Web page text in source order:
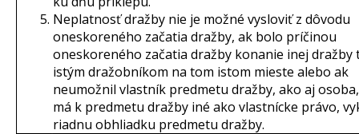
Neplatnosť dražby nie je možné vysloviť z dôvodu
oneskoreného začatia dražby, ak bolo príčinou
oneskoreného začatia dražby konanie inej dražby
istým dražobníkom na tom istom mieste alebo ak
neumožnil vlastník predmetu dražby, ako aj
má k predmetu dražby iné ako vlastnícke právo,
riadnu obhliadku predmetu dražby.